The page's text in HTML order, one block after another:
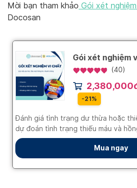
Mời bạn tham khảo Gói xét
Docosan